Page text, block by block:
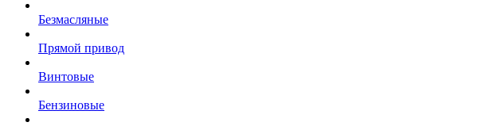
Безмасляные
Прямой привод
Винтовые
Бензиновые